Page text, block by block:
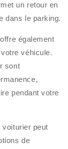
un retour en
dans le parking.
également
véhicule.
sont
pendant votre
voiturier peut
de